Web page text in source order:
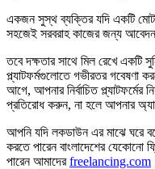
একজন সুস্থ ব্যক্তির যদি একটি
সহজেই সরবরাহ কাজের জন্য
তবে দক্ষতার সাথে মিল রেখে একটি
প্ল্যাটফর্মগুলোতে গভীরতর
আগে, আপনার নির্বাচিত
প্রতিরোধ করুন, না হলে আপনার
আপনি যদি লকডাউন এর মাঝে ঘরে
করতে পারেন বাংলাদেশের যেকোনো
পারেন আমাদেরfreelancing.com